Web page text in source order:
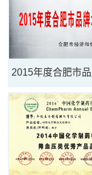
2015年度合肥市
业 铜牌